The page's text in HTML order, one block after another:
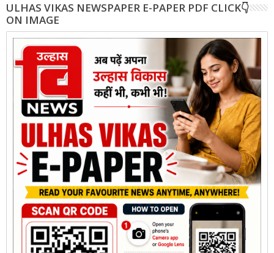
ULHAS VIKAS NEWSPAPER E-PAPER PDF CLICK👇
ON IMAGE